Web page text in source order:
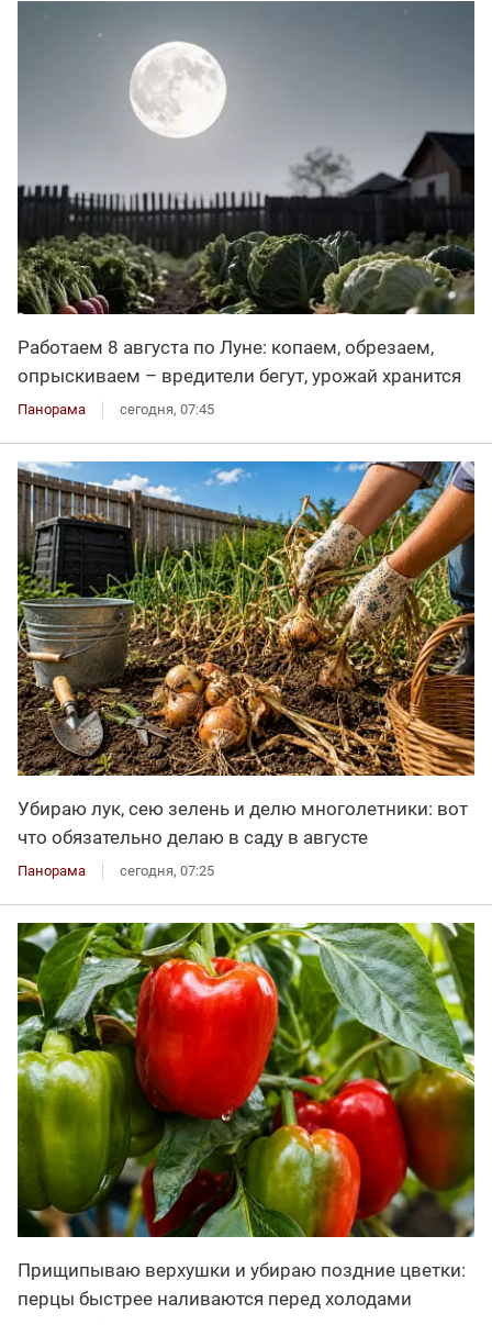
Работаем 8 августа по Луне: копаем, обрезаем,
опрыскиваем – вредители бегут, урожай хранится
Панорама сегодня, 07:45
Убираю лук, сею зелень и делю многолетники: вот
что обязательно делаю в саду в августе
Панорама сегодня, 07:25
Прищипываю верхушки и убираю поздние цветки:
перцы быстрее наливаются перед холодами